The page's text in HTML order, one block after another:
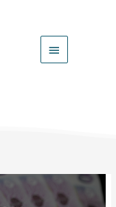
Hlavní